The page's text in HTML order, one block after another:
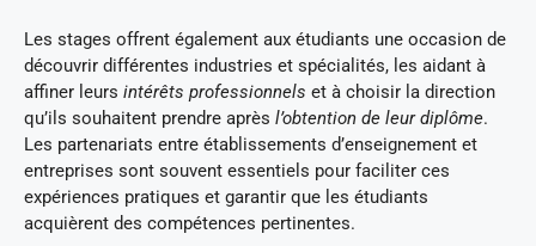
Les stages offrent également aux étudiants une occasion de
découvrir différentes industries et spécialités, les aidant à
affiner leurs intérêts professionnels et à choisir la direction
qu’ils souhaitent prendre après l’obtention de leur diplôme.
Les partenariats entre établissements d’enseignement et
entreprises sont souvent essentiels pour faciliter ces
expériences pratiques et garantir que les étudiants
acquièrent des compétences pertinentes.